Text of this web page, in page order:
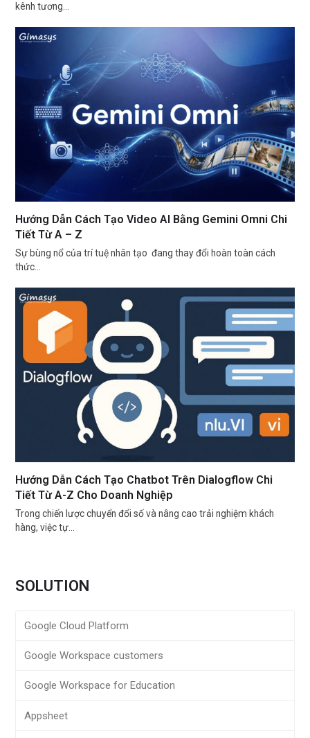
kênh tương…
Hướng Dẫn Cách Tạo Video AI Bằng Gemini Omni Chi
Tiết Từ A – Z
Sự bùng nổ của trí tuệ nhân tạo đang thay đổi hoàn toàn cách
thức…
Hướng Dẫn Cách Tạo Chatbot Trên Dialogflow Chi
Tiết Từ A-Z Cho Doanh Nghiệp
Trong chiến lược chuyển đổi số và nâng cao trải nghiệm khách
hàng, việc tự…
SOLUTION
Google Cloud Platform
Google Workspace customers
Google Workspace for Education
Appsheet